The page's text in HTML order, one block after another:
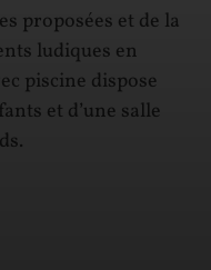
proposées et de la
ludiques en
piscine dispose
et d’une salle